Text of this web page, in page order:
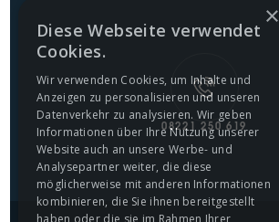
08221 250 619
×
Diese Webseite verwendet
Cookies.
Wir verwenden Cookies, um Inhalte und
Anzeigen zu personalisieren und unseren
Datenverkehr zu analysieren. Wir geben
Informationen über Ihre Nutzung unserer
Website auch an unsere Werbe- und
Analysepartner weiter, die diese
möglicherweise mit anderen Informationen
kombinieren, die Sie ihnen bereitgestellt
haben oder die sie im Rahmen Ihrer